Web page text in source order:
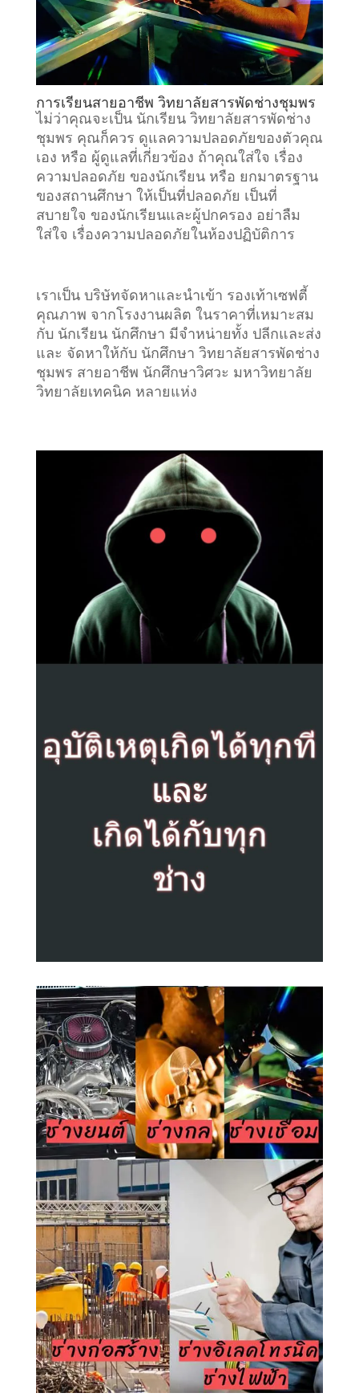
การเรียนสายอาชีพ วิทยาลัยสารพัดช่างชุมพร
ไม่ว่าคุณจะเป็น นักเรียน วิทยาลัยสารพัดช่าง
ชุมพร คุณก็ควร ดูแลความปลอดภัยของตัวคุณ
เอง หรือ ผู้ดูแลที่เกี่ยวข้อง ถ้าคุณใส่ใจ เรื่อง
ความปลอดภัย ของนักเรียน หรือ ยกมาตรฐาน
ของสถานศึกษา ให้เป็นที่ปลอดภัย เป็นที่
สบายใจ ของนักเรียนและผู้ปกครอง อย่าลืม
ใส่ใจ เรื่องความปลอดภัยในห้องปฏิบัติการ
เราเป็น บริษัทจัดหาและนำเข้า รองเท้าเซฟตี้
คุณภาพ จากโรงงานผลิต ในราคาที่เหมาะสม
กับ นักเรียน นักศึกษา มีจำหน่ายทั้ง ปลีกและส่ง
และ จัดหาให้กับ นักศึกษา วิทยาลัยสารพัดช่าง
ชุมพร สายอาชีพ นักศึกษาวิศวะ มหาวิทยาลัย
วิทยาลัยเทคนิค หลายแห่ง